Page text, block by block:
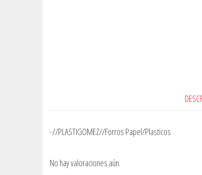
-//PLASTIGOMEZ//Forros Papel/Plasticos
No hay valoraciones aún.